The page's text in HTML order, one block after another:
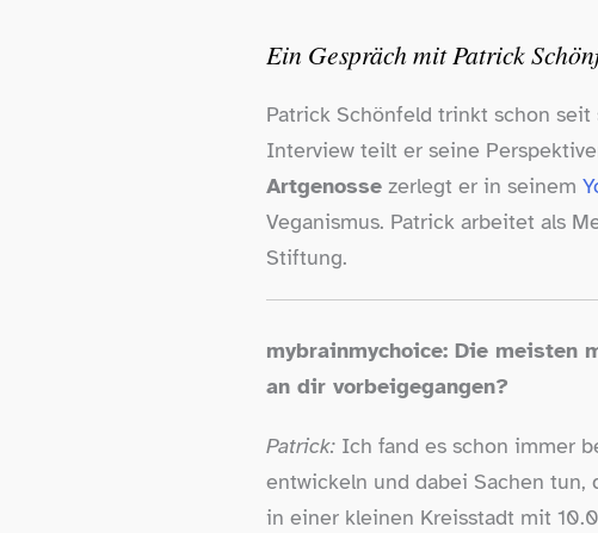
Ein Gespräch mit Patrick
Patrick Schönfeld trinkt schon
Interview teilt er seine
Artgenosse zerlegt er in seinem
Veganismus. Patrick arbeitet als
Stiftung.
mybrainmychoice: Die meisten
an dir vorbeigegangen?
Patrick: Ich fand es schon immer
entwickeln und dabei Sachen
in einer kleinen Kreisstadt mit